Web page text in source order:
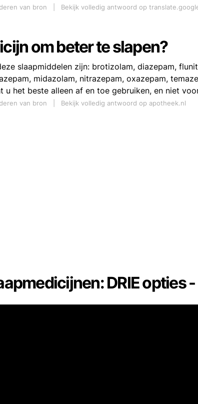
van bron Bekijk volledig antwoord op
om beter te slapen?
slaapmiddelen zijn: brotizolam, diazepam,
midazolam, nitrazepam, oxazepam,
u het beste alleen af en toe gebruiken, en niet
van bron Bekijk volledig antwoord op apotheek.nl
DRIE opties -